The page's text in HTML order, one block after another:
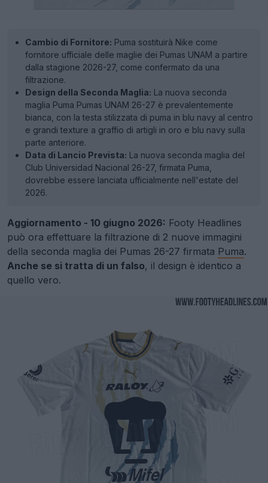
Cambio di Fornitore: Puma sostituirà Nike come
fornitore ufficiale delle maglie dei Pumas UNAM a partire
dalla stagione 2026-27, come confermato da una
filtrazione.
Design della Seconda Maglia: La nuova seconda
maglia Puma Pumas UNAM 26-27 è prevalentemente
bianca, con la testa stilizzata di puma in blu navy al centro
e grandi texture a graffio di artigli in oro e blu navy sulla
parte anteriore.
Data di Lancio Prevista: La nuova seconda maglia del
Club Universidad Nacional 26-27, firmata Puma,
dovrebbe essere lanciata ufficialmente nell'estate del
2026.
Aggiornamento - 10 giugno 2026: Footy Headlines
può ora effettuare la filtrazione di 2 nuove immagini
della seconda maglia dei Pumas 26-27 firmata Puma.
Anche se si tratta di un falso, il design è identico a
quello vero.